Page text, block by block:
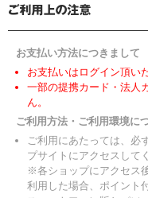
お支払い方法につきまして
お支払いはログイン頂い
一部の提携カード・法人
ん。
ご利用方法・ご利用環境に
ご利用にあたっては、必
プサイトにアクセスして
※各ショップにアクセス
利用した場合、ポイント